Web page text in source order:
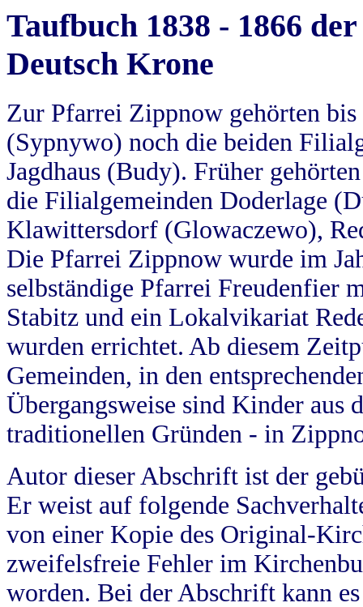
Taufbuch 1838 - 1866
Deutsch Krone
Zur Pfarrei Zippnow gehörten
(Sypnywo) noch die beiden
Jagdhaus (Budy). Früher
die Filialgemeinden Doderlage
Klawittersdorf (Glowaczewo),
Die Pfarrei Zippnow wurde im
selbständige Pfarrei Freudenfier
Stabitz und ein Lokalvikariat
wurden errichtet. Ab diesem
Gemeinden, in den
Übergangsweise sind Kinder aus
traditionellen Gründen - in
Autor dieser Abschrift ist der
Er weist auf folgende
von einer Kopie des Original-
zweifelsfreie Fehler im
worden. Bei der Abschrift kann